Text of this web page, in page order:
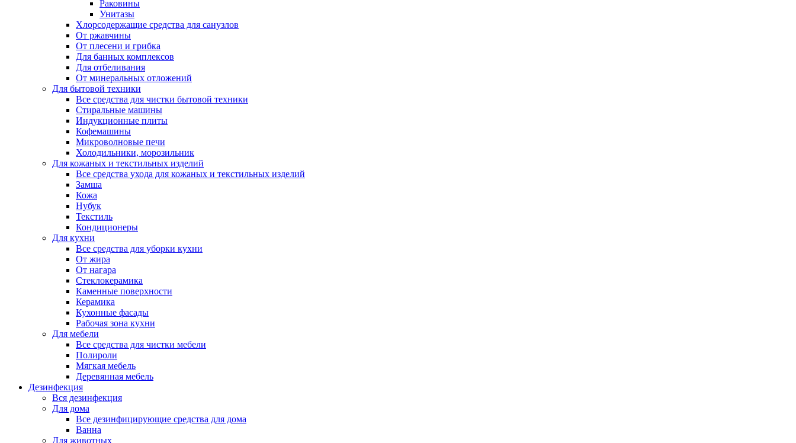
Раковины
Унитазы
Хлорсодержащие средства для санузлов
От ржавчины
От плесени и грибка
Для банных комплексов
Для отбеливания
От минеральных отложений
Для бытовой техники
Все средства для чистки бытовой техники
Стиральные машины
Индукционные плиты
Кофемашины
Микроволновые печи
Холодильники, морозильник
Для кожаных и текстильных изделий
Все средства ухода для кожаных и текстильных изделий
Замша
Кожа
Нубук
Текстиль
Кондиционеры
Для кухни
Все средства для уборки кухни
От жира
От нагара
Стеклокерамика
Каменные поверхности
Керамика
Кухонные фасады
Рабочая зона кухни
Для мебели
Все средства для чистки мебели
Полироли
Мягкая мебель
Деревянная мебель
Дезинфекция
Вся дезинфекция
Для дома
Все дезинфицирующие средства для дома
Ванна
Для животных